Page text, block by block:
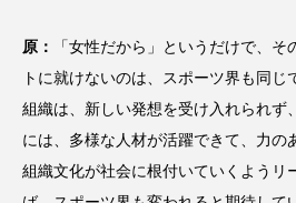
原：
「女性だから」というだけで、
トに就けないのは、スポーツ界も同
組織は、新しい発想を受け入れられず
には、多様な人材が活躍できて、力の
組織文化が社会に根付いていくようリ